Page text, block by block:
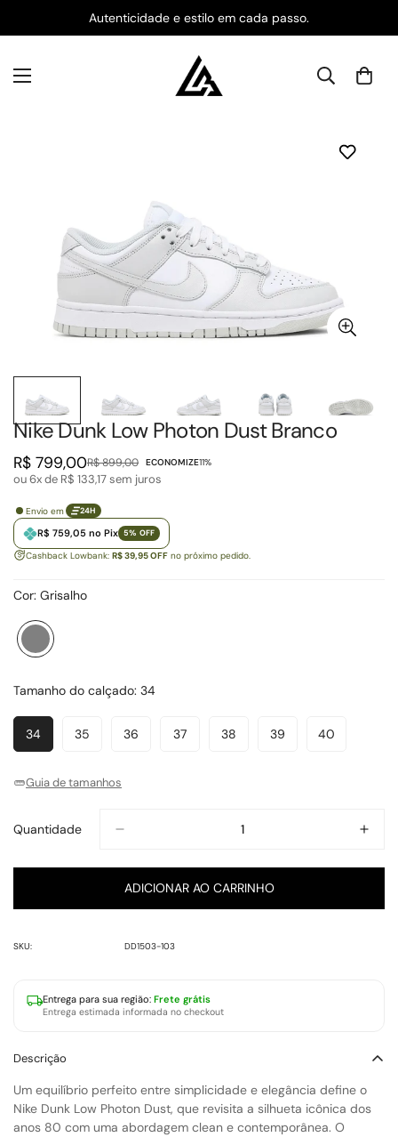
Autenticidade e estilo em cada passo.
Nike Dunk Low Photon Dust Branco
Preço
de
R$ 799,00
Preço
regular
R$ 899,00 ECONOMIZE11%
ou 6x de R$ 133,17sem juros
Envio em 24H
R$ 759,05 no Pix 5% OFF
Cashback Lowbank: R$ 39,95 OFF no próximo pedido.
Cor: Grisalho
Grisalho
Variante
ou
Tamanho do calçado: 34
34Variante
Esgotada
Indisponível
35Variante
Indisponível
36Variante37Variante38Variante39Variante40Variante
Guia de tamanhos
Quantidade
ADICIONAR AO CARRINHO
SKU: DD1503-103
Entrega para sua região: Frete grátis
Entrega estimada informada no checkout
Descrição
Um equilíbrio perfeito entre simplicidade e elegância define o
Nike Dunk Low Photon Dust, que revisita a silhueta icônica dos
anos 80 com uma abordagem clean e contemporânea. O